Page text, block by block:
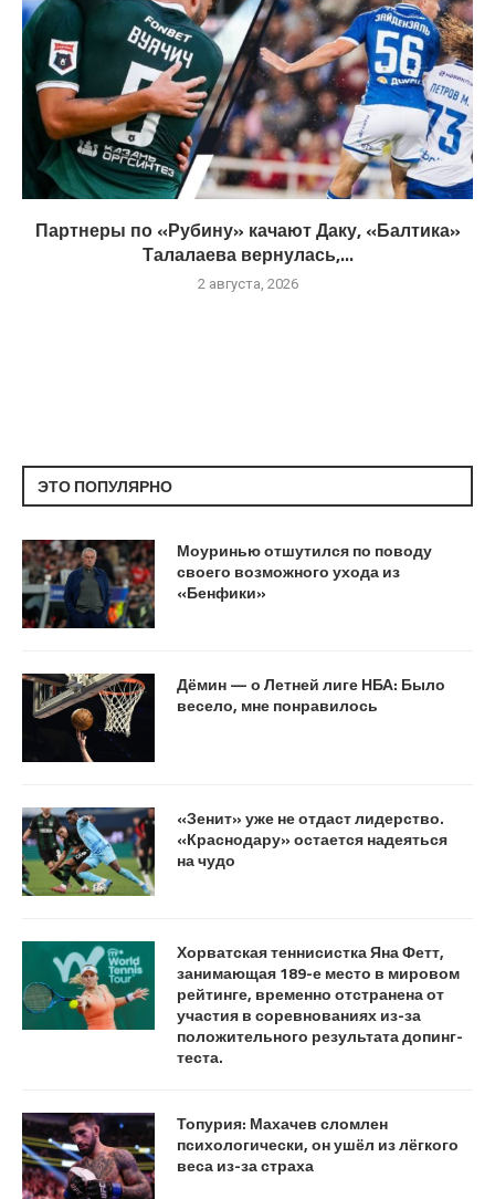
Партнеры по «Рубину» качают Даку, «Балтика»
Талалаева вернулась,...
2 августа, 2026
ЭТО ПОПУЛЯРНО
Моуринью отшутился по поводу
своего возможного ухода из
«Бенфики»
Дёмин — о Летней лиге НБА: Было
весело, мне понравилось
«Зенит» уже не отдаст лидерство.
«Краснодару» остается надеяться
на чудо
Хорватская теннисистка Яна Фетт,
занимающая 189-е место в мировом
рейтинге, временно отстранена от
участия в соревнованиях из-за
положительного результата допинг-
теста.
Топурия: Махачев сломлен
психологически, он ушёл из лёгкого
веса из-за страха